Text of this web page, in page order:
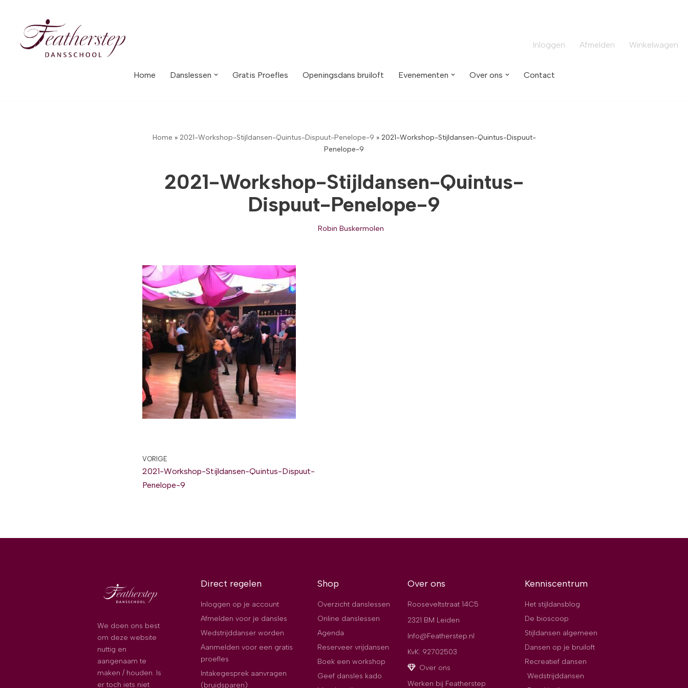
Meteen
naar
Inloggen Afmelden Winkelwagen
Home Danslessen Gratis Proefles Openingsdans bruiloft Evenementen Over ons Contact
Home » 2021-Workshop-Stijldansen-Quintus-Dispuut-Penelope-9 » 2021-Workshop-Stijldansen-Quintus-Dispuut-
Penelope-9
2021-Workshop-Stijldansen-Quintus-
Dispuut-Penelope-9
Robin Buskermolen
VORIGE
2021-Workshop-Stijldansen-Quintus-Dispuut-
Penelope-9
We doen ons best
om deze website
nuttig en
aangenaam te
maken / houden. Is
er toch iets niet
Direct regelen
Inloggen op je account
Afmelden voor je dansles
Wedstrijddanser worden
Aanmelden voor een gratis
proefles
Intakegesprek aanvragen
(bruidsparen)
Shop
Overzicht danslessen
Online danslessen
Agenda
Reserveer vrijdansen
Boek een workshop
Geef dansles kado
Over ons
Rooseveltstraat 14C5
2321 BM Leiden
Info@Featherstep.nl
KvK: 92702503
Over ons
Werken bij Featherstep
Kenniscentrum
Het stijldansblog
De bioscoop
Stijldansen algemeen
Dansen op je bruiloft
Recreatief dansen
Wedstrijddansen